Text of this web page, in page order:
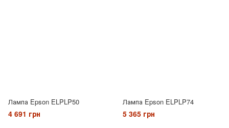
Лампа Epson ELPLP50
4 691 грн
Лампа Epson ELPLP74
5 365 грн